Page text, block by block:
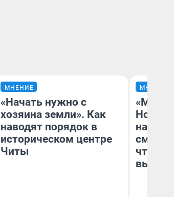
МНЕНИЕ
«Начать нужно с
хозяина земли». Как
наводят порядок в
историческом центре
Читы
МНЕНИЕ
«Мы
чтобы